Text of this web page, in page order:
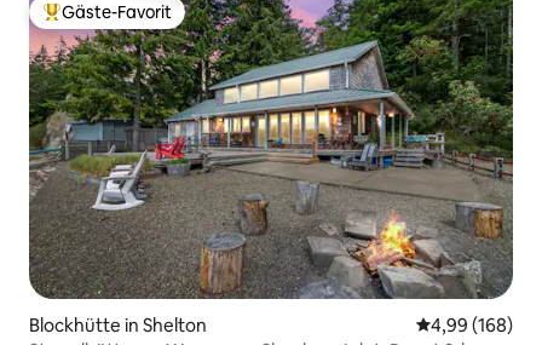
Beliebter Gäste-Favorit.
Gäste-Favorit
Blockhütte in Shelton
4,99 (168)